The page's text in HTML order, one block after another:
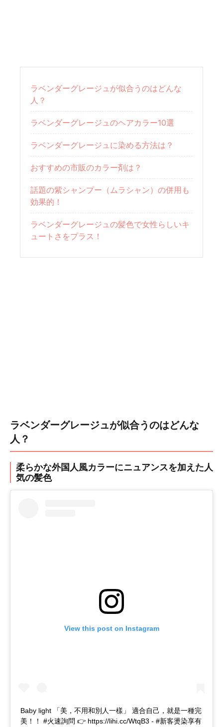
ラベンダーグレージュが似合うのはどんな
人？
ラベンダーグレージュのヘアカラー10選
ラベンダーグレージュに染める方法は？
おすすめの市販のカラー剤は？
話題の紫シャンプー（ムラシャン）の併用も
効果的！
ラベンダーグレージュの髪色で女性らしいキ
ュートさをプラス！
ラベンダーグレージュが似合うのはどんな
人？
柔らかな外国人風カラーにニュアンスを加えた人
気の髪色
View this post on Instagram
Baby light 「美，不用和別人一樣」 適合自己，就是一種完
美！！ #火速詢問 👉 https://lihi.cc/WtqB3 - #新客燙染享有